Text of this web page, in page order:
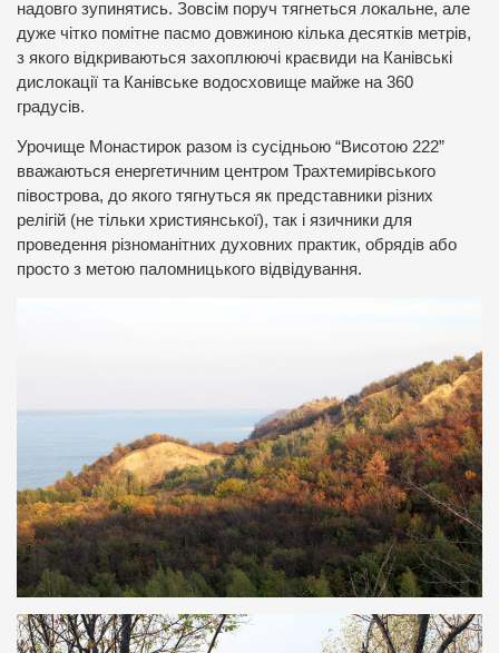
надовго зупинятись. Зовсім поруч тягнеться локальне, але
дуже чітко помітне пасмо довжиною кілька десятків метрів,
з якого відкриваються захоплюючі краєвиди на Канівські
дислокації та Канівське водосховище майже на 360
градусів.
Урочище Монастирок разом із сусідньою “Висотою 222”
вважаються енергетичним центром Трахтемирівського
півострова, до якого тягнуться як представники різних
релігій (не тільки християнської), так і язичники для
проведення різноманітних духовних практик, обрядів або
просто з метою паломницького відвідування.